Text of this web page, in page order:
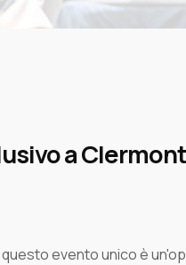
a
questo evento unico è